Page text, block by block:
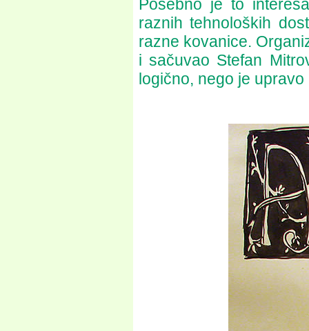
Posebno je to
raznih tehnoloških
razne kovanice.
i sačuvao Stefan
logično, nego je